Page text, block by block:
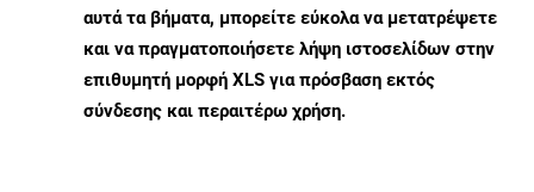
αυτά τα βήματα, μπορείτε εύκολα να μετατρέψετε
και να πραγματοποιήσετε λήψη ιστοσελίδων στην
επιθυμητή μορφή XLS για πρόσβαση εκτός
σύνδεσης και περαιτέρω χρήση.